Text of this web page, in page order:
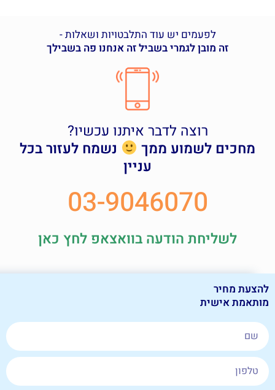
לפעמים יש עוד התלבטויות ושאלות -
זה מובן לגמרי בשביל זה אנחנו פה בשבילך
רוצה לדבר איתנו עכשיו?
מחכים לשמוע ממך
נשמח לעזור בכל
עניין
03-9046070
לשליחת הודעה בוואצאפ לחץ כאן
להצעת מחיר
מותאמת אישית